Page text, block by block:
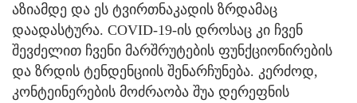
აზიამდე და ეს ტვირთნაკადის ზრდამაც
დაადასტურა. COVID-19-ის დროსაც კი ჩვენ
შევძელით ჩვენი მარშრუტების ფუნქციონირების
და ზრდის ტენდენციის შენარჩუნება. კერძოდ,
კონტეინერების მოძრაობა შუა დერეფნის